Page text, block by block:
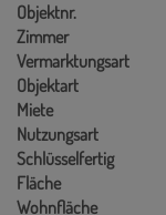
Objektnr.
Zimmer
Vermarktungsart
Objektart
Miete
Nutzungsart
Schlüsselfertig
Fläche
Wohnfläche